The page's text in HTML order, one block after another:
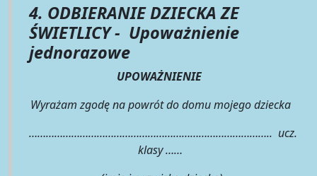
4. ODBIERANIE DZIECKA ZE
ŚWIETLICY - Upoważnienie
jednorazowe
UPOWAŻNIENIE
Wyrażam zgodę na powrót do domu mojego dziecka
………………………………………………………………………….. ucz.
klasy ……